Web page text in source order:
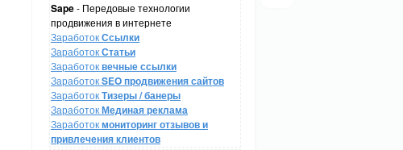
Sape- Передовые технологии
продвижения в интернете
ЗаработокСсылки
ЗаработокСтатьи
Заработоквечные ссылки
ЗаработокSEO продвижения сайтов
ЗаработокТизеры / банеры
ЗаработокМединая реклама
Заработокмониторинг отзывов и
привлечения клиентов